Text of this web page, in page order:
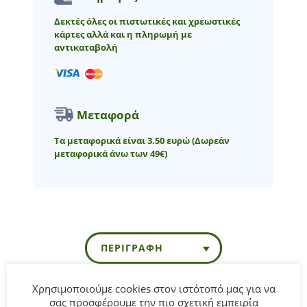
Δεκτές όλες οι πιστωτικές και χρεωστικές
κάρτες αλλά και η πληρωμή με
αντικαταβολή
Μεταφορά
Τα μεταφορικά είναι 3.50 ευρώ(Δωρεάν
μεταφορικά άνω των 49€)
ΠΕΡΙΓΡΑΦΉ
Παιδικό πουκάμισο Hashtag για αγόρι από 6 έως 16 ετών
Χρησιμοποιούμε cookies στον ιστότοπό μας για να
σας προσφέρουμε την πιο σχετική εμπειρία